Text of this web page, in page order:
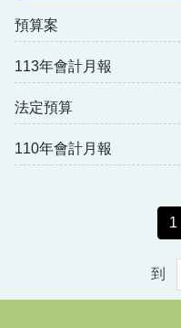
預算案
113年會計月報
法定預算
110年會計月報
1
到